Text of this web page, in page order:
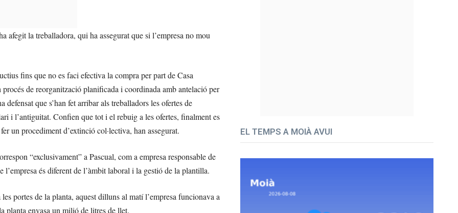
la treballadora, qui ha assegurat que si l’empresa no mou
fins que no es faci efectiva la compra per part de Casa
de reorganització planificada i coordinada amb antelació per
que s’han fet arribar als treballadors les ofertes de
i l’antiguitat. Confien que tot i el rebuig a les ofertes, finalment es
un procediment d’extinció col·lectiva, han assegurat.
“exclusivament” a Pascual, com a empresa responsable de
és diferent de l’àmbit laboral i la gestió de la plantilla.
portes de la planta, aquest dilluns al matí l’empresa funcionava a
planta envasa un milió de litres de llet.
EL TEMPS A MOIÀ AVUI